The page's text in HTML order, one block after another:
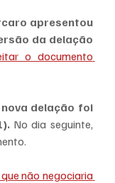
apresentou
da delação
o documento
nova delação foi
No dia seguinte,
não negociaria